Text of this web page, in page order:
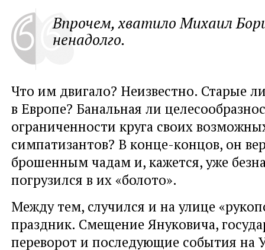
Впрочем, хватило Михаил
ненадолго.
Что им двигало? Неизвестно. Старые
в Европе? Банальная ли
ограниченности круга своих
симпатизантов? В конце-концов, он
брошенным чадам и, кажется, уже
погрузился в их «болото».
Между тем, случился и на улице
праздник. Смещение Януковича,
переворот и последующие события на